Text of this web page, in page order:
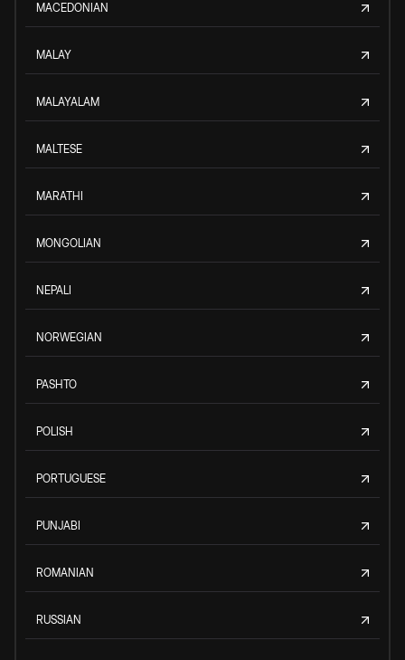
MACEDONIAN
MALAY
MALAYALAM
MALTESE
MARATHI
MONGOLIAN
NEPALI
NORWEGIAN
PASHTO
POLISH
PORTUGUESE
PUNJABI
ROMANIAN
RUSSIAN